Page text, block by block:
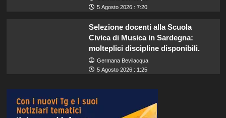
5 Agosto 2026 : 7:20
Selezione docenti alla Scuola
Civica di Musica in Sardegna:
molteplici discipline disponibili.
Germana Bevilacqua
5 Agosto 2026 : 1:25